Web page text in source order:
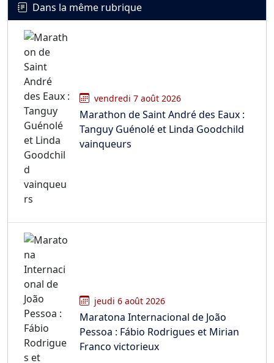
Dans la même rubrique
vendredi 7 août 2026
Marathon de Saint André des Eaux :
Tanguy Guénolé et Linda Goodchild
vainqueurs
jeudi 6 août 2026
Maratona Internacional de João
Pessoa : Fábio Rodrigues et Mirian
Franco victorieux